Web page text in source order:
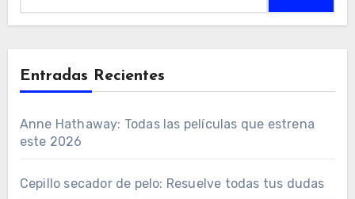
Entradas Recientes
Anne Hathaway: Todas las películas que estrena
este 2026
Cepillo secador de pelo: Resuelve todas tus dudas